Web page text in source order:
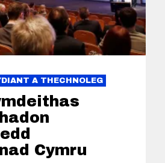
A THECHNOLEG
Cymru